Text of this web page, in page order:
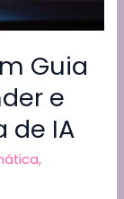
Guia
e
de IA
,